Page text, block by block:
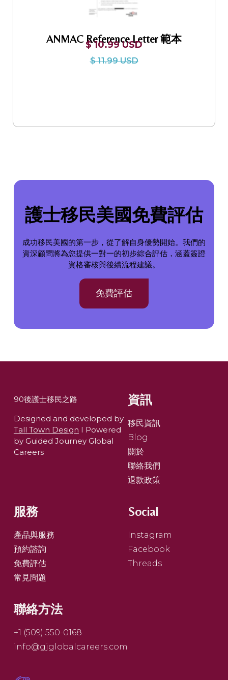
ANMAC Reference Letter 範本
$ 10.99 USD
$ 11.99 USD
護士移民美國免費評估
成功移民美國的第一步，從了解自身優勢開始。我們的
資深顧問將為您提供一對一的初步綜合評估，涵蓋簽證
資格審核與後續流程建議。
免費評估
90後護士移民之路
Designed and developed by
Tall Town Design I Powered
by Guided Journey Global
Careers
資訊
移民資訊
Blog
關於
聯絡我們
退款政策
服務
產品與服務
預約諮詢
免費評估
常見問題
Social
Instagram
Facebook
Threads
聯絡方法
+1 (509) 550-0168
info@gjglobalcareers.com